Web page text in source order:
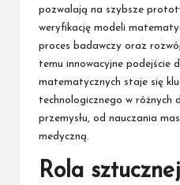
pozwalają na szybsze
weryfikację modeli
proces badawczy oraz
temu innowacyjne podejście
matematycznych staje się
technologicznego w różnych
przemysłu, od nauczania
medyczną.
Rola